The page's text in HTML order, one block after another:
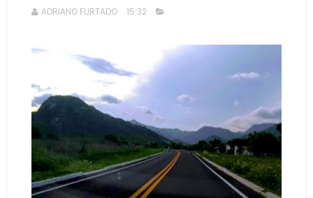
ADRIANO FURTADO 15:32